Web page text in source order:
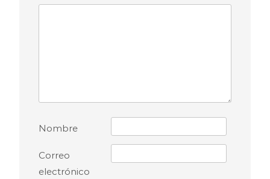
Nombre
Correo
electrónico